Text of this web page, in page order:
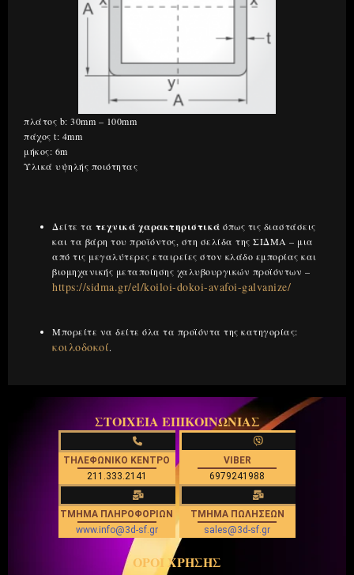
πλάτος b: 30mm – 100mm
πάχος t: 4mm
μήκος: 6m
Υλικά υψηλής ποιότητας
Δείτε τα τεχνικά χαρακτηριστικά όπως τις διαστάσεις
και τα βάρη του προϊόντος, στη σελίδα της ΣΙΔΜΑ – μια
από τις μεγαλύτερες εταιρείες στον κλάδο εμπορίας και
βιομηχανικής μεταποίησης χαλυβουργικών προϊόντων –
https://sidma.gr/el/koiloi-dokoi-avafoi-galvanize/
Μπορείτε να δείτε όλα τα προϊόντα της κατηγορίας:
κοιλοδοκοί.
ΣΤΟΙΧΕΙΑ ΕΠΙΚΟΙΝΩΝΙΑΣ
ΤΗΛΕΦΩΝΙΚΟ ΚΕΝΤΡΟ
211.333.2141
VIBER
6979241988
ΤΜΗΜΑ ΠΛΗΡΟΦΟΡΙΩΝ
www.info@3d-sf.gr
ΤΜΗΜΑ ΠΩΛΗΣΕΩΝ
sales@3d-sf.gr
ΟΡΟΙ ΧΡΗΣΗΣ